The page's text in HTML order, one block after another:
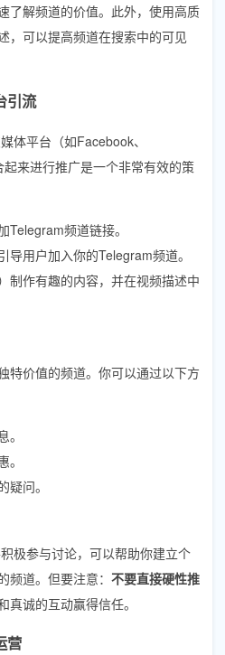
了解频道的价值。此外，使用高质
，可以提高频道在搜索中的可见
引流
体平台（如Facebook、
来进行推广是一个非常有效的策
Telegram频道链接。
导用户加入你的Telegram频道。
制作有趣的内容，并在视频描述中
特价值的频道。你可以通过以下方
问。
极参与讨论，可以帮助你建立个
频道。但要注意： 不要直接硬性推
真诚的互动赢得信任。
营